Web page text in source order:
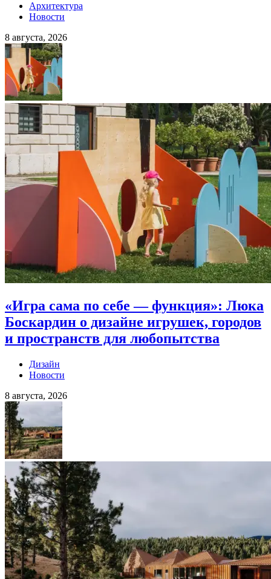
Архитектура
Новости
8 августа, 2026
«Игра сама по себе — функция»: Люка
Боскардин о дизайне игрушек, городов
и пространств для любопытства
Дизайн
Новости
8 августа, 2026